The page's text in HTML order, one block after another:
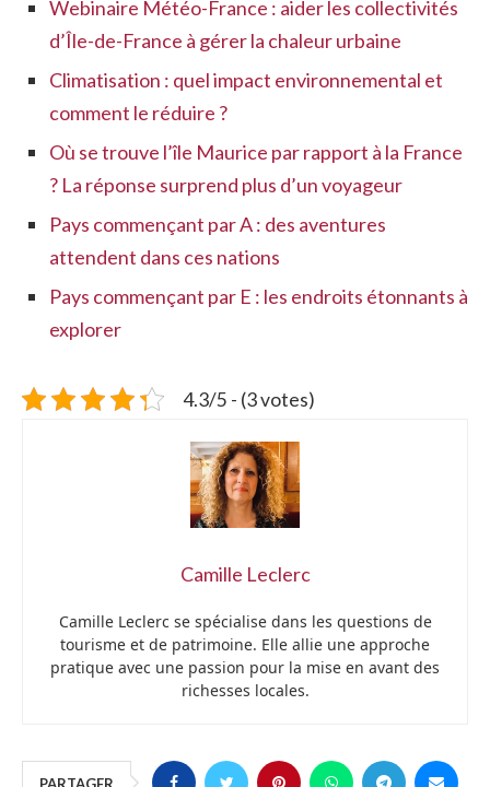
Webinaire Météo-France : aider les collectivités
d’Île-de-France à gérer la chaleur urbaine
Climatisation : quel impact environnemental et
comment le réduire ?
Où se trouve l’île Maurice par rapport à la France
? La réponse surprend plus d’un voyageur
Pays commençant par A : des aventures
attendent dans ces nations
Pays commençant par E : les endroits étonnants à
explorer
4.3/5 - (3 votes)
Camille Leclerc
Camille Leclerc se spécialise dans les questions de
tourisme et de patrimoine. Elle allie une approche
pratique avec une passion pour la mise en avant des
richesses locales.